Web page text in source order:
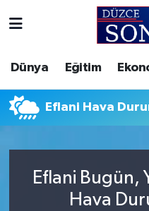
Dünya Eğitim
Eflani Hava
Eflani Bugün,
Hava
Gizlilik Sözleşmesi
İletişim
Video Galeri
Akçakoca Hava
Akçakoca Trafik
Tüm Manşetler